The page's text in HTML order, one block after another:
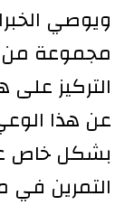
ويوصي
مجموعة من
التركيز
عن هذا
بشكل خاص
التمرين في